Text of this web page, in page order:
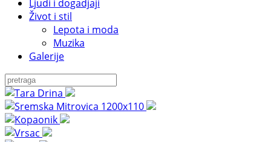
Ljudi i dogadjaji
Život i stil
Lepota i moda
Muzika
Galerije